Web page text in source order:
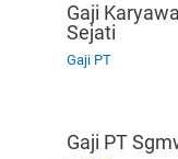
Gaji
Sejati
Gaji PT
Gaji PT